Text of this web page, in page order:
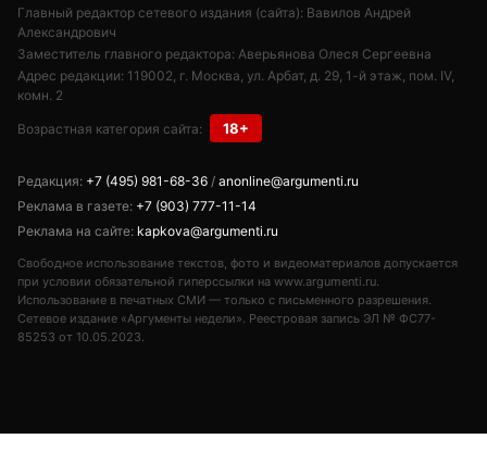
Главный редактор сетевого издания (сайта): Вавилов Андрей
Александрович
Заместитель главного редактора: Аверьянова Олеся Сергеевна
Адрес редакции: 119002, г. Москва, ул. Арбат, д. 29, 1-й этаж, пом. IV,
комн. 2
Возрастная категория сайта: 18+
Редакция: +7 (495) 981-68-36 / anonline@argumenti.ru
Реклама в газете: +7 (903) 777-11-14
Реклама на сайте: kapkova@argumenti.ru
Свободное использование текстов, фото и видеоматериалов допускается
при условии обязательной гиперссылки на www.argumenti.ru.
Использование в печатных СМИ — только с письменного разрешения.
Сетевое издание «Аргументы недели». Реестровая запись ЭЛ № ФС77-
85253 от 10.05.2023.